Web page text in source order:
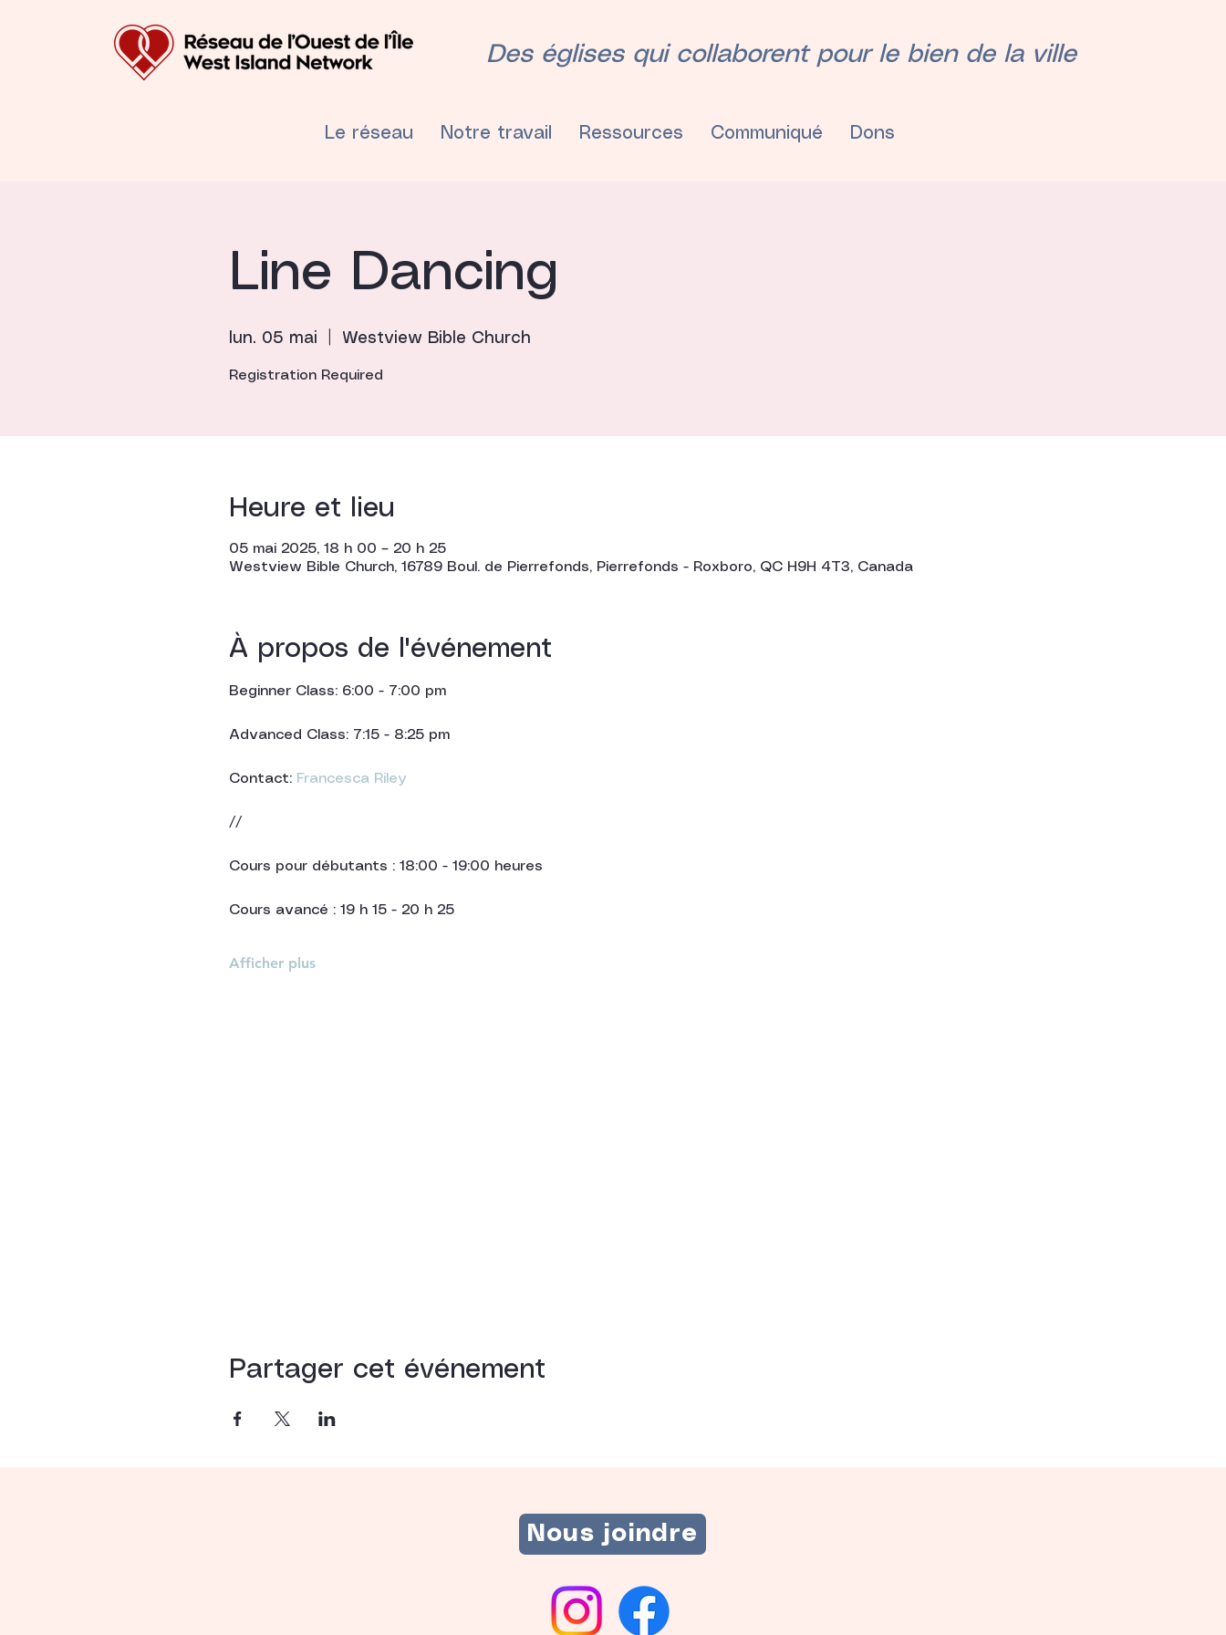
Des églises qui collaborent pour le bien de la ville
Le réseau Notre travail Ressources Communiqué Dons
Line Dancing
lun. 05 mai Westview Bible Church
Registration Required
Heure et lieu
05 mai 2025, 18 h 00 – 20 h 25
Westview Bible Church, 16789 Boul. de Pierrefonds, Pierrefonds - Roxboro, QC H9H 4T3, Canada
À propos de l'événement
Beginner Class: 6:00 - 7:00 pm
Advanced Class: 7:15 - 8:25 pm
Contact: Francesca Riley
//
Cours pour débutants : 18:00 - 19:00 heures
Cours avancé : 19 h 15 - 20 h 25
Afficher plus
Partager cet événement
Nous joindre